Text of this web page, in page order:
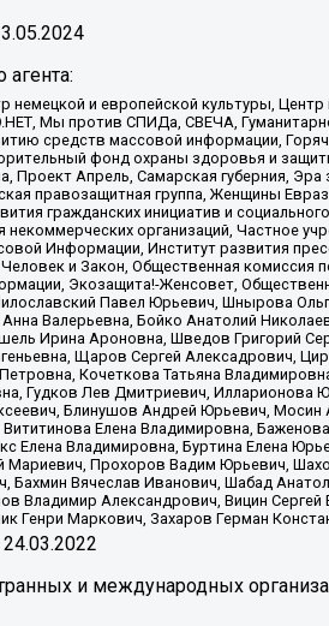
и европейской культуры,
Мы против СПИДа, СВЕЧА,
средств массовой информации,
фонд охраны здоровья и
Проект Апрель, Самарская губерния,
правозащитная группа, Женщины
гражданских инициатив и
организаций, Частное
Информации, Институт развития
и Закон, Общественная комиссия
Экозащита!-Женсовет,
Павел Юрьевич, Шнырова
Валерьевна, Бойко Анатолий
Ирина Ароновна, Шведов Григорий
Щаров Сергей Алексадрович,
Кочеткова Татьяна
Гудков Лев Дмитриевич, Илларионова
Блинушов Андрей Юрьевич, Мосин
Елена Владимировна,
Елена Владимировна, Буртина Елена
Прохоров Вадим Юрьевич,
Вячеслав Иванович, Шабад
Владимир Александрович, Вицин
Генри Маркович, Захаров Герман
24.03.2022
и международных